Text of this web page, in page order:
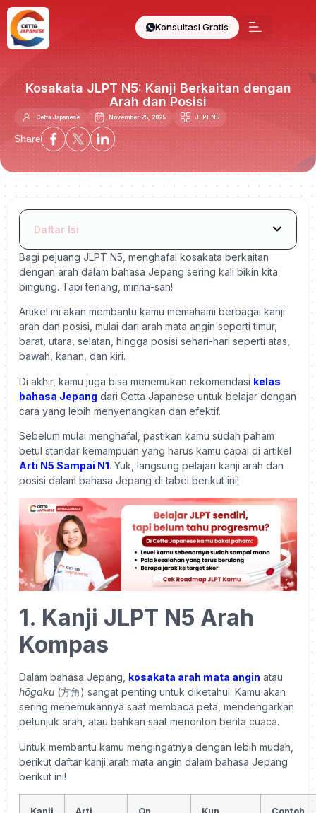
Konsultasi Gratis
Kosakata JLPT N5: Kanji Berkaitan dengan
Arah dan Posisi
Cetta Japanese November 25, 2025 JLPT N5
Share
Daftar Isi
Bagi pejuang JLPT N5, menghafal kosakata berkaitan
dengan arah dalam bahasa Jepang sering kali bikin kita
bingung. Tapi tenang, minna-san!
Artikel ini akan membantu kamu memahami berbagai kanji
arah dan posisi, mulai dari arah mata angin seperti timur,
barat, utara, selatan, hingga posisi sehari-hari seperti atas,
bawah, kanan, dan kiri.
Di akhir, kamu juga bisa menemukan rekomendasi kelas
bahasa Jepang dari Cetta Japanese untuk belajar dengan
cara yang lebih menyenangkan dan efektif.
Sebelum mulai menghafal, pastikan kamu sudah paham
betul standar kemampuan yang harus kamu capai di artikel
Arti N5 Sampai N1. Yuk, langsung pelajari kanji arah dan
posisi dalam bahasa Jepang di tabel berikut ini!
1. Kanji JLPT N5 Arah
Kompas
Dalam bahasa Jepang, kosakata arah mata angin atau
hōgaku (方角) sangat penting untuk diketahui. Kamu akan
sering menemukannya saat membaca peta, mendengarkan
petunjuk arah, atau bahkan saat menonton berita cuaca.
Untuk membantu kamu mengingatnya dengan lebih mudah,
berikut daftar kanji arah mata angin dalam bahasa Jepang
berikut ini!